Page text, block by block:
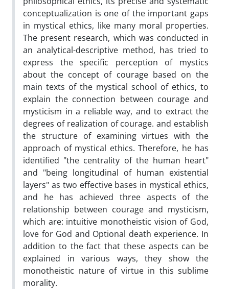
conceptualization is one of the important gaps
in mystical ethics, like many moral properties.
The present research, which was conducted in
an analytical-descriptive method, has tried to
express the specific perception of mystics
about the concept of courage based on the
main texts of the mystical school of ethics, to
explain the connection between courage and
mysticism in a reliable way, and to extract the
degrees of realization of courage. and establish
the structure of examining virtues with the
approach of mystical ethics. Therefore, he has
identified "the centrality of the human heart"
and "being longitudinal of human existential
layers" as two effective bases in mystical ethics,
and he has achieved three aspects of the
relationship between courage and mysticism,
which are: intuitive monotheistic vision of God,
love for God and Optional death experience. In
addition to the fact that these aspects can be
explained in various ways, they show the
monotheistic nature of virtue in this sublime
morality.